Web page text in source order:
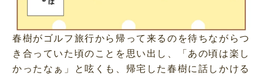
春樹がゴルフ旅行から帰って来るのを待ちながらつ
き合っていた頃のことを思い出し、「あの頃は楽し
かったなぁ」と呟くも、帰宅した春樹に話しかける